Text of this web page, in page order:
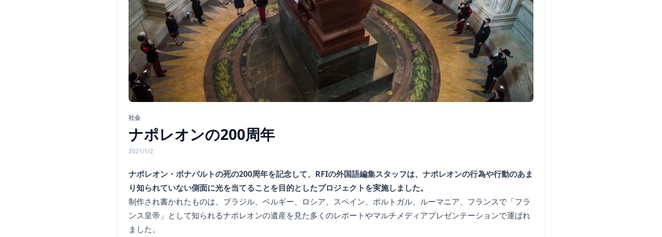
社会
ナポレオンの200周年
2021/1/2
ナポレオン・ボナパルトの死の200周年を記念して、RFIの外国語編集スタッフは、ナポレオンの行為や行動のあま
り知られていない側面に光を当てることを目的としたプロジェクトを実施しました。
制作され書かれたものは、ブラジル、ベルギー、ロシア、スペイン、ポルトガル、ルーマニア、フランスで「フラ
ンス皇帝」として知られるナポレオンの遺産を見た多くのレポートやマルチメディアプレゼンテーションで運ばれ
ました。